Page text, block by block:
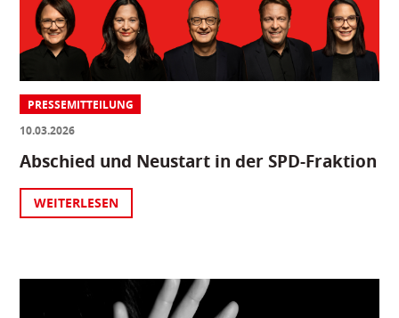
PRESSEMITTEILUNG
10.03.2026
Abschied und Neustart in der SPD-Fraktion
WEITERLESEN